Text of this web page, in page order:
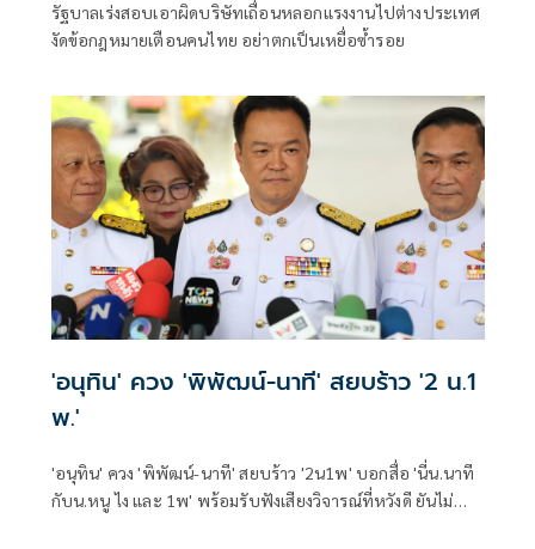
รัฐบาลเร่งสอบเอาผิดบริษัทเถื่อนหลอกแรงงานไปต่างประเทศ
งัดข้อกฎหมายเตือนคนไทย อย่าตกเป็นเหยื่อซ้ำรอย
'อนุทิน' ควง 'พิพัฒน์-นาที' สยบร้าว '2 น.1
พ.'
'อนุทิน' ควง 'พิพัฒน์-นาที' สยบร้าว '2น1พ' บอกสื่อ 'นี่น.นาที
กับน.หนู ไง และ 1พ' พร้อมรับฟังเสียงวิจารณ์ที่หวังดี ยันไม่